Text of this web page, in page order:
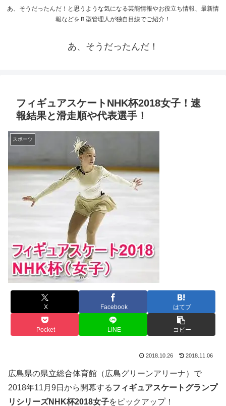
あ、そうだったんだ！と思うような気になる芸能情報やお役立ち情報、最新情
報などをＢ型管理人が独自目線でご紹介！
あ、そうだったんだ！
フィギュアスケートNHK杯2018女子！速
報結果と滑走順や代表選手！
スポーツ
X Facebook はてブ
Pocket LINE コピー
2018.10.26 2018.11.06
広島県の県立総合体育館（広島グリーンアリーナ）で
2018年11月9日から開幕するフィギュアスケートグランプ
リシリーズNHK杯2018女子をピックアップ！